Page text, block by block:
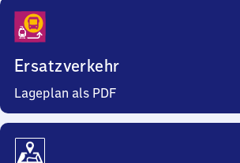
Ersatzverkehr
Lageplan als PDF